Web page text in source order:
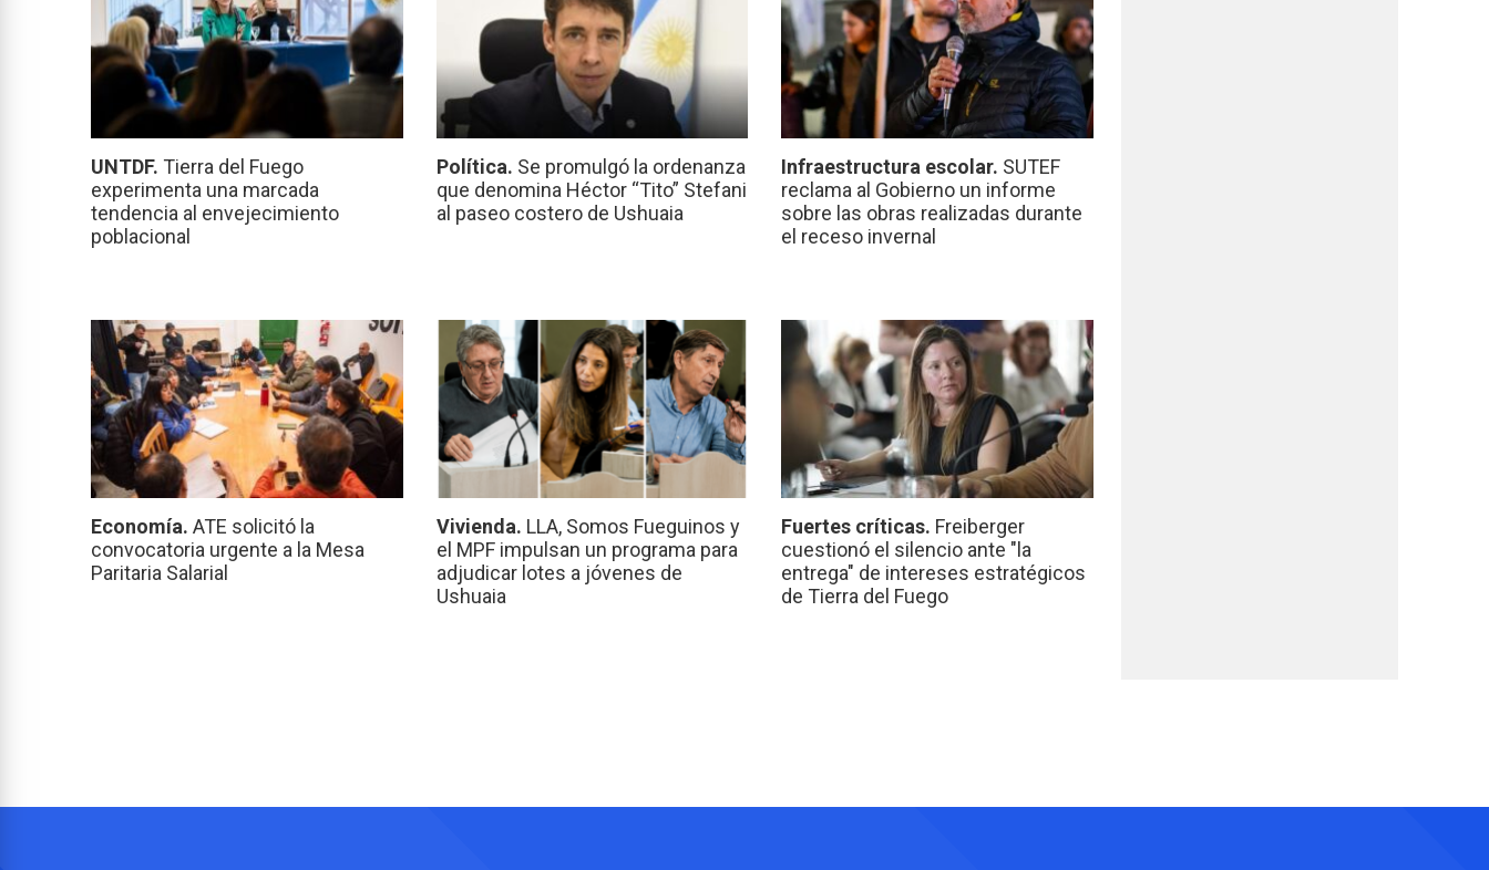
UNTDF. Tierra del Fuego
experimenta una marcada
tendencia al envejecimiento
poblacional
Política. Se promulgó la ordenanza
que denomina Héctor “Tito” Stefani
al paseo costero de Ushuaia
Infraestructura escolar. SUTEF
reclama al Gobierno un informe
sobre las obras realizadas durante
el receso invernal
Economía. ATE solicitó la
convocatoria urgente a la Mesa
Paritaria Salarial
Vivienda. LLA, Somos Fueguinos y
el MPF impulsan un programa para
adjudicar lotes a jóvenes de
Ushuaia
Fuertes críticas. Freiberger
cuestionó el silencio ante "la
entrega" de intereses estratégicos
de Tierra del Fuego